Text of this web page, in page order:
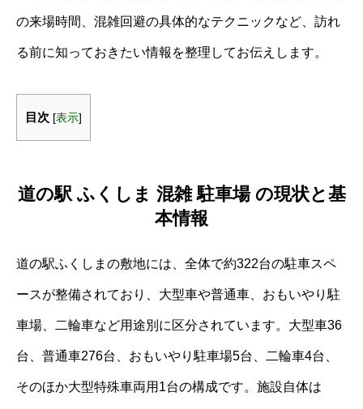
の来場時間、混雑回避の具体的なテクニックなど、訪れ
る前に知っておきたい情報を整理してお伝えします。
目次 [表示]
道の駅 ふくしま 混雑 駐車場 の現状と基
本情報
道の駅ふくしまの敷地には、全体で約322台の駐車スペ
ースが整備されており、大型車や普通車、おもいやり駐
車場、二輪車など用途別に区分されています。大型車36
台、普通車276台、おもいやり駐車場5台、二輪車4台、
そのほか大型特殊車両用1台の構成です。施設自体は